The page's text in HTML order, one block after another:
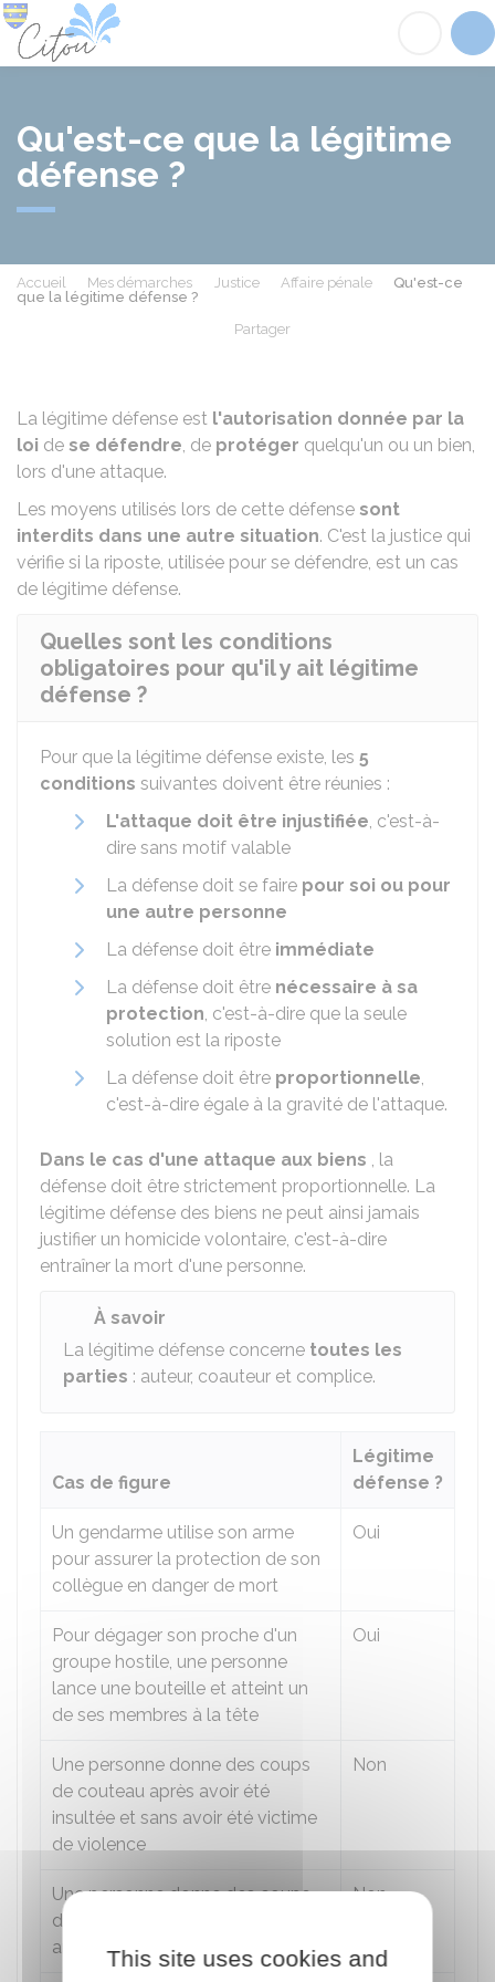
Qu'est-ce que la légitime
défense ?
Accueil Mes démarches Justice Affaire pénale
Qu'est-ce
que la légitime défense ?
Partager
La légitime défense est l'autorisation donnée par la
loi de se défendre, de protéger quelqu'un ou un bien,
lors d'une attaque.
Les moyens utilisés lors de cette défense sont
interdits dans une autre situation. C'est la justice qui
vérifie si la riposte, utilisée pour se défendre, est un cas
de légitime défense.
Quelles sont les conditions
obligatoires pour qu'il y ait légitime
défense ?
Pour que la légitime défense existe, les 5
conditions suivantes doivent être réunies :
L'attaque doit être injustifiée, c'est-à-
dire sans motif valable
La défense doit se faire pour soi ou pour
une autre personne
La défense doit être immédiate
La défense doit être nécessaire à sa
protection, c'est-à-dire que la seule
solution est la riposte
La défense doit être proportionnelle,
c'est-à-dire égale à la gravité de l'attaque.
Dans le cas d'une attaque aux biens , la
défense doit être strictement proportionnelle. La
légitime défense des biens ne peut ainsi jamais
justifier un homicide volontaire, c'est-à-dire
entraîner la mort d'une personne.
À savoir
La légitime défense concerne toutes les
parties : auteur, coauteur et complice.
Cas de figure
Légitime
défense ?
Un gendarme utilise son arme
pour assurer la protection de son
collègue en danger de mort
Oui
Pour dégager son proche d'un
groupe hostile, une personne
lance une bouteille et atteint un
de ses membres à la tête
Oui
Une personne donne des coups
de couteau après avoir été
insultée et sans avoir été victime
de violence
Non
Une personne donne des coups
de poing à un policier lors de son
arrestation
Non
This site uses cookies and